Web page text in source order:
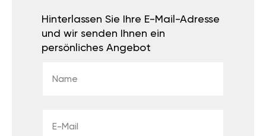
Hinterlassen Sie Ihre E-Mail-Adresse
und wir senden Ihnen ein
persönliches Angebot